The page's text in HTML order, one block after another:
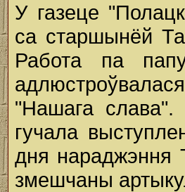
У газеце
са старшынёй
Работа па
"Нашага
гучала
дня нараджэння
змешчаны